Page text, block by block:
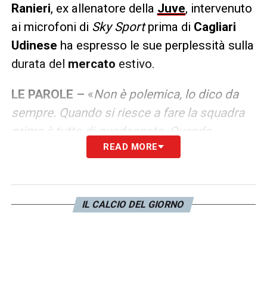
Ranieri, ex allenatore della Juve, intervenuto
ai microfoni di Sky Sportprima di Cagliari
Udinese ha espresso le sue perplessità sulla
durata del mercato estivo.
LE PAROLE – «Non è polemica, lo dico da
sempre. Quando si riesce a fare la squadra
prima è tutto di guadagnato. Quando
arrivano i giocatori all’ultimo…non ho mai
tardi. Poi c’è chi ne paga le conseguenze e
noi siamo tra questi».
READ MORE
IL CALCIO DEL GIORNO